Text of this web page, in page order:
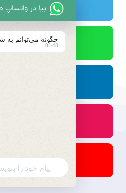
بیا در
چگونه می‌توانم به
08:48
WhatsApp
Message